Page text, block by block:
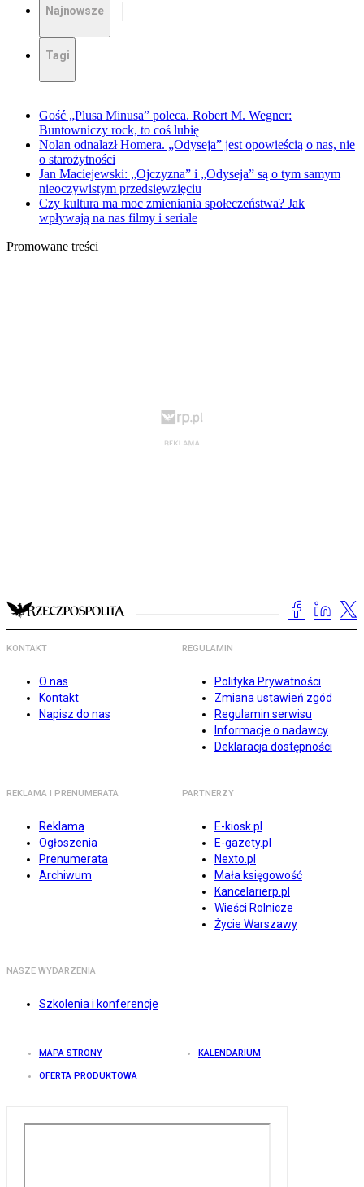
Najnowsze
Tagi
Gość „Plusa Minusa” poleca. Robert M. Wegner:
Buntowniczy rock, to coś lubię
Nolan odnalazł Homera. „Odyseja” jest opowieścią o nas, nie
o starożytności
Jan Maciejewski: „Ojczyzna” i „Odyseja” są o tym samym
nieoczywistym przedsięwzięciu
Czy kultura ma moc zmieniania społeczeństwa? Jak
wpływają na nas filmy i seriale
Promowane treści
KONTAKT
O nas
Kontakt
Napisz do nas
REGULAMIN
Polityka Prywatności
Zmiana ustawień zgód
Regulamin serwisu
Informacje o nadawcy
Deklaracja dostępności
REKLAMA I PRENUMERATA
Reklama
Ogłoszenia
Prenumerata
Archiwum
PARTNERZY
E-kiosk.pl
E-gazety.pl
Nexto.pl
Mała księgowość
Kancelarierp.pl
Wieści Rolnicze
Życie Warszawy
NASZE WYDARZENIA
Szkolenia i konferencje
MAPA STRONY KALENDARIUM
OFERTA PRODUKTOWA